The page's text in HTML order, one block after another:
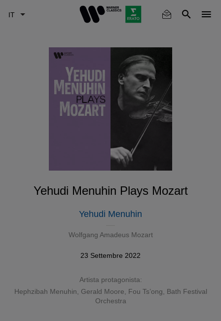
Yehudi Menuhin Plays Mozart
Yehudi Menuhin
Wolfgang Amadeus Mozart
23 Settembre 2022
Artista protagonista:
Hephzibah Menuhin
Gerald Moore , Fou Ts’ong, Bath Festival
Orchestra